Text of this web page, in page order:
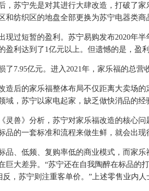
，苏宁先是对其进行大肆改造，打破了
和纺织区的地盘全部更换为苏宁电器类商
现过短暂的盈利。苏宁易购发布2020年
盈利达到了1亿元以上。但遗憾的是，盈
了7.95亿元。进入2021年，家乐福的总营
造后的家乐福整体布局不仅距离大卖场
域，苏宁以家电起家，缺乏做快消品的经
灵兽》分析，苏宁对家乐福改造的核心
品的一套标准和流程来做生鲜，就会出现
品、低频、复购率低的商业模式，而家
巨大差异。“苏宁还在自我陶醉在标品的
反，苏宁则注重客单价。”上述零售业内人